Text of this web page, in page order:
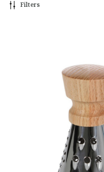
Filters